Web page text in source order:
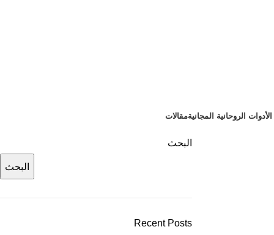
الروحانية المجانيةمقالات
البحث
البحث
Recent Posts